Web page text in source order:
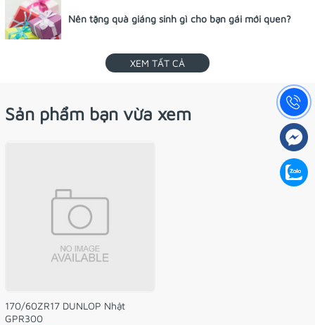
Nên tặng quà giáng sinh gì cho bạn gái mới quen?
XEM TẤT CẢ
Sản phẩm bạn vừa xem
170/60ZR17 DUNLOP Nhật
GPR300